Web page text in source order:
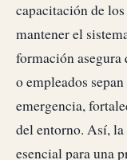
capacitación de
mantener el
formación
o empleados
emergencia,
del entorno. Así,
esencial para una